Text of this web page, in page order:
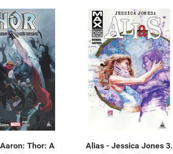
Thor: A
Alias - Jessica Jones 3.